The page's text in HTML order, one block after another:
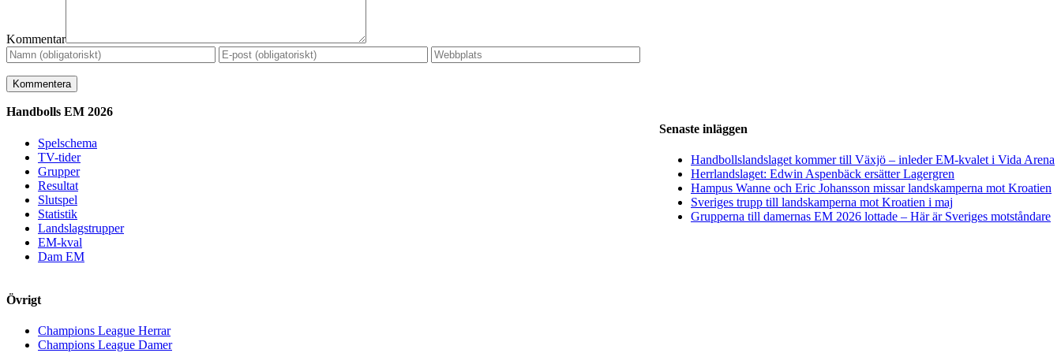
Kommentar
Senaste inläggen
Handbollslandslaget kommer till Växjö – inleder EM-kvalet i Vida Arena
Herrlandslaget: Edwin Aspenbäck ersätter Lagergren
Hampus Wanne och Eric Johansson missar landskamperna mot Kroatien
Sveriges trupp till landskamperna mot Kroatien i maj
Grupperna till damernas EM 2026 lottade – Här är Sveriges motståndare
Handbolls EM 2026
Spelschema
TV-tider
Grupper
Resultat
Slutspel
Statistik
Landslagstrupper
EM-kval
Dam EM
Övrigt
Champions League Herrar
Champions League Damer